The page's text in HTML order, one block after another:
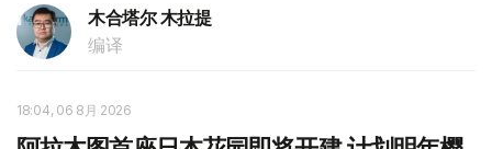
木合塔尔 木拉提
编译
18:04, 06 8月 2026